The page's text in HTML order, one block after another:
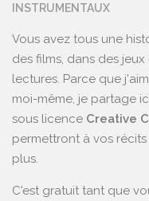
INSTRUMENTAUX
Vous avez tous une
des films, dans des
lectures. Parce que
moi-même, je partage
sous licence Creative
permettront à vos
plus.
C'est gratuit tant que